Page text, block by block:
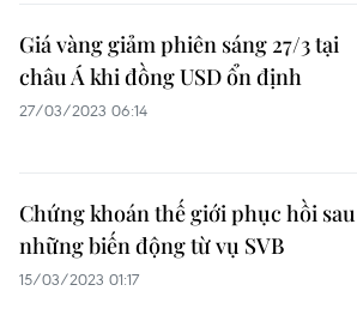
Giá vàng giảm phiên sáng 27/3 tại
châu Á khi đồng USD ổn định
27/03/2023 06:14
Chứng khoán thế giới phục hồi sau
những biến động từ vụ SVB
15/03/2023 01:17